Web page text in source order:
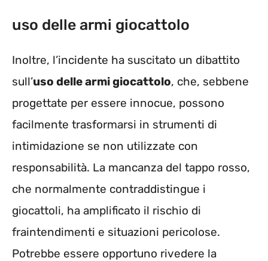
uso delle armi giocattolo
Inoltre, l’incidente ha suscitato un dibattito
sull’uso delle armi giocattolo, che, sebbene
progettate per essere innocue, possono
facilmente trasformarsi in strumenti di
intimidazione se non utilizzate con
responsabilità. La mancanza del tappo rosso,
che normalmente contraddistingue i
giocattoli, ha amplificato il rischio di
fraintendimenti e situazioni pericolose.
Potrebbe essere opportuno rivedere la